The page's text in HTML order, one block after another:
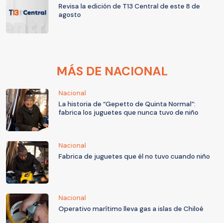
Revisa la edición de T13 Central de este 8 de
agosto
MÁS DE NACIONAL
Nacional
La historia de “Gepetto de Quinta Normal”:
fabrica los juguetes que nunca tuvo de niño
Nacional
Fabrica de juguetes que él no tuvo cuando niño
Nacional
Operativo marítimo lleva gas a islas de Chiloé